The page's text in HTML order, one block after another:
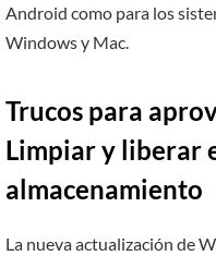
Android como para los
Windows y Mac.
Trucos para
Limpiar y liberar
almacenamiento
La nueva actualización de